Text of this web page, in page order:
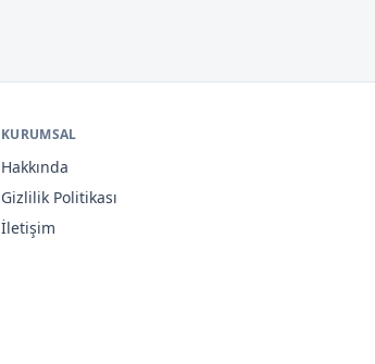
KURUMSAL
Hakkında
Gizlilik Politikası
İletişim